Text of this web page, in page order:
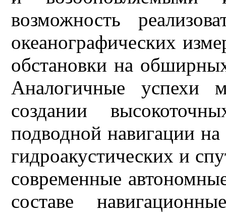
возможность
океанографических
обстановки на
Аналогичные успехи
создании
подводной навигации
гидроакустических и
современные
составе